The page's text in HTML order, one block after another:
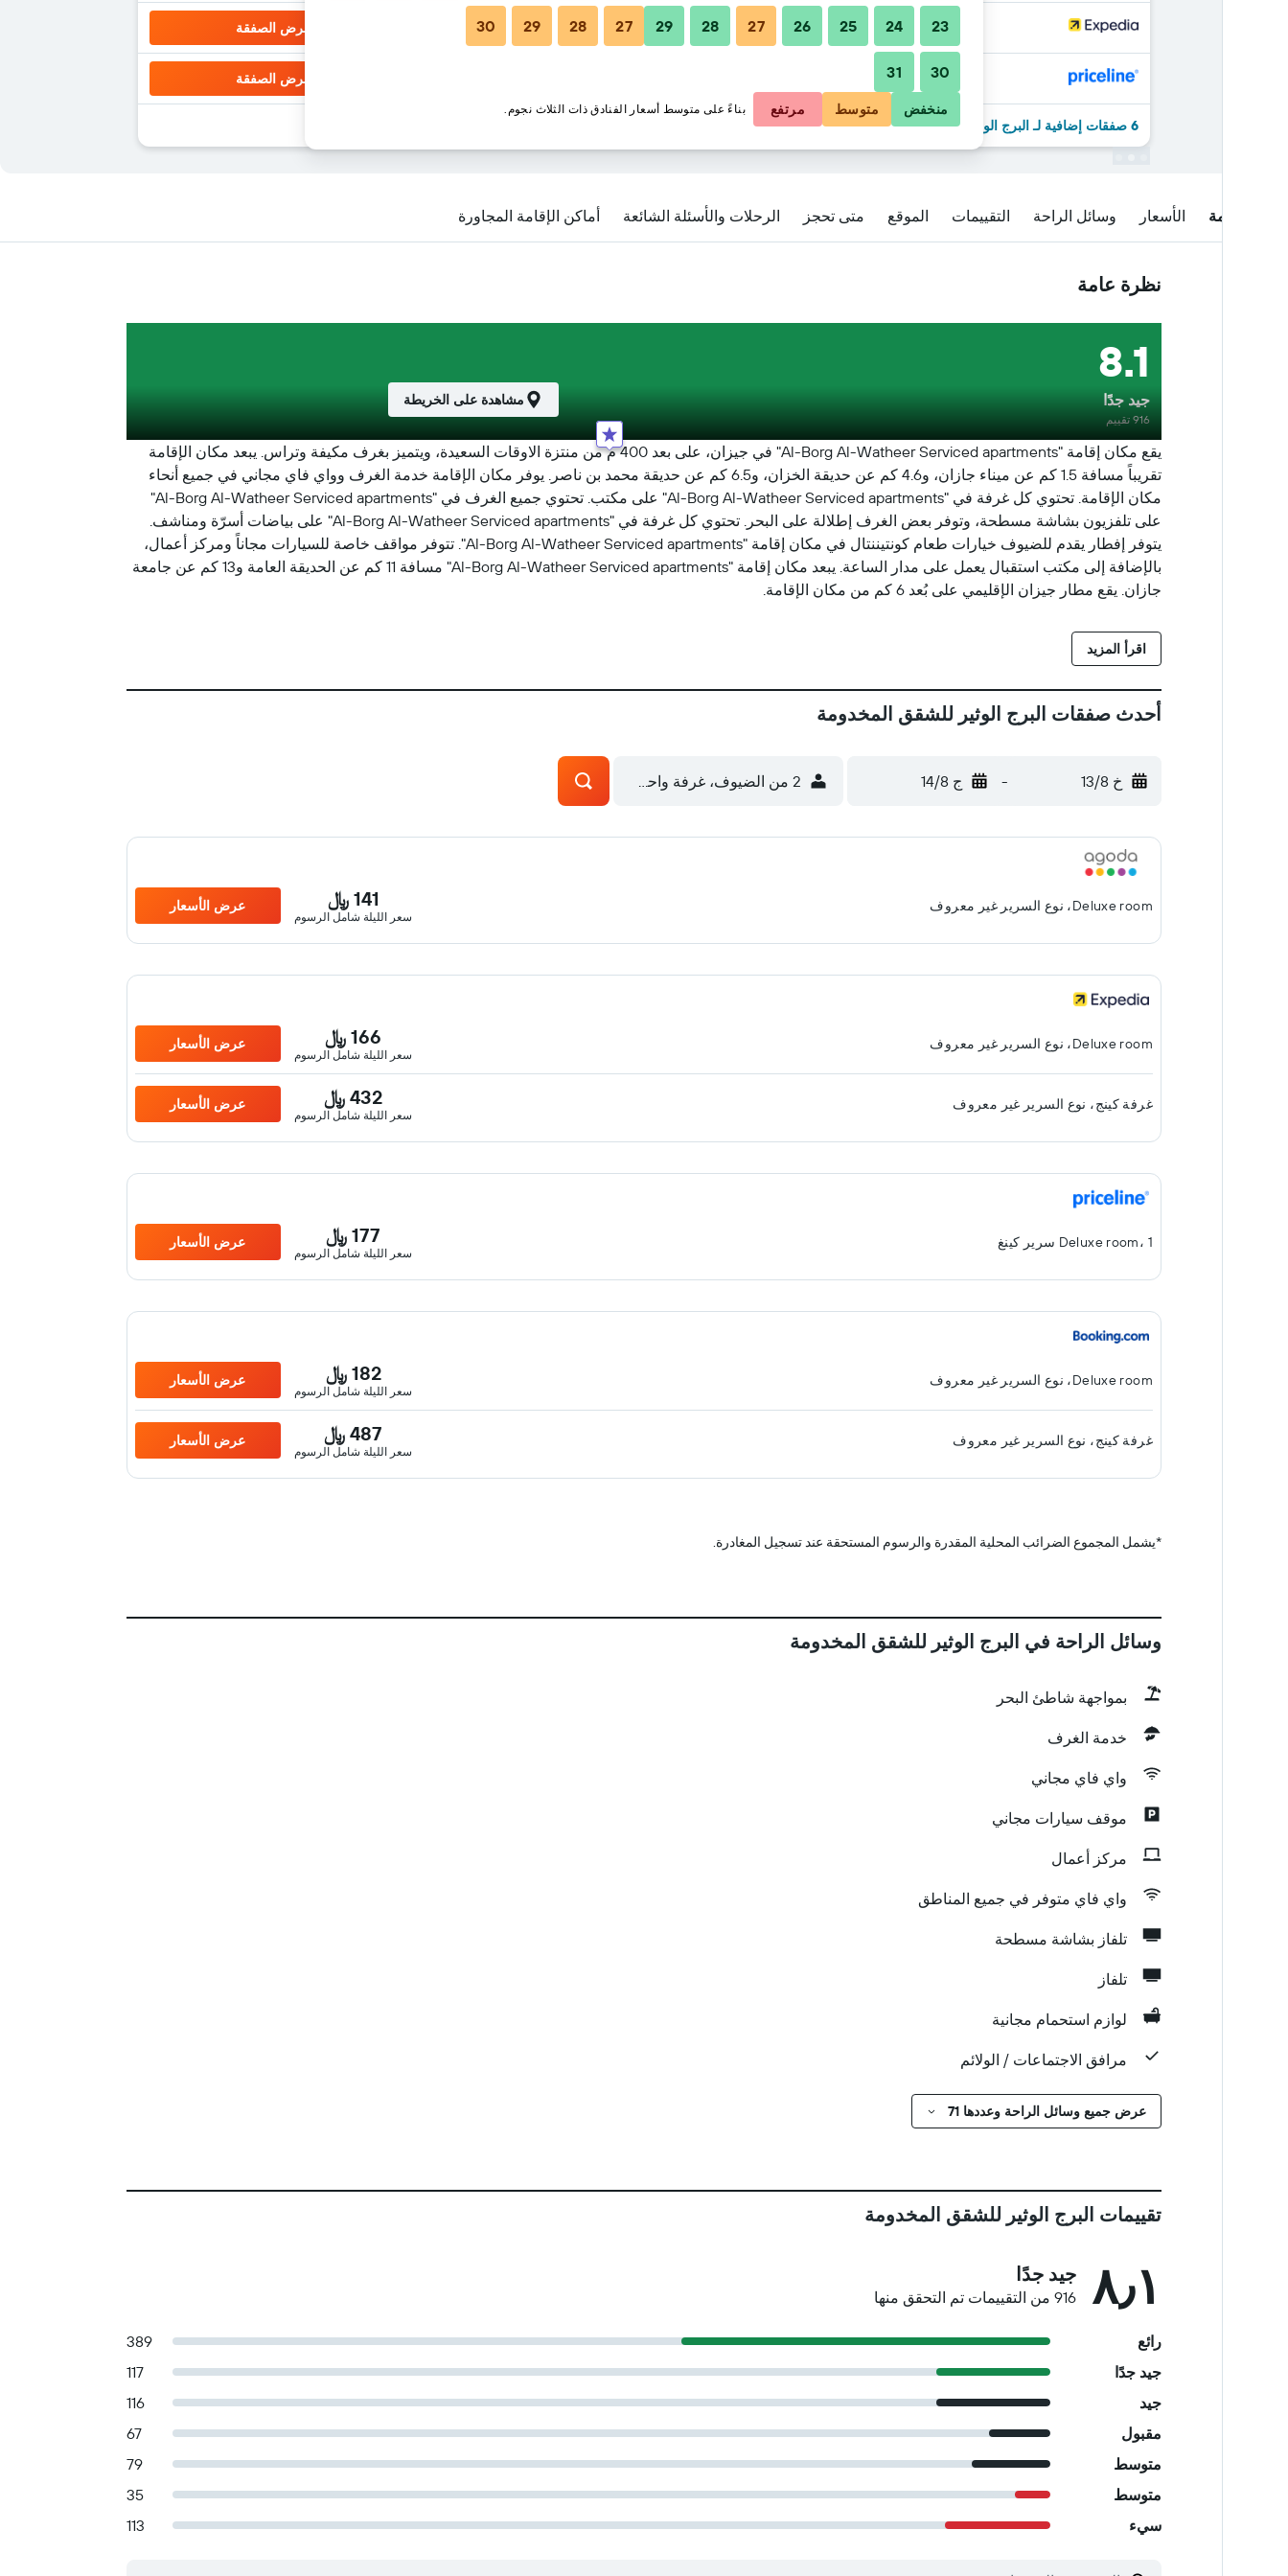
166 ﷼ عرض الصفقة
عرض الصفقة
6 صفقات إضافية لـ البرج الوثير للشقق المخدومة
نظرة عامة الأسعار وسائل الراحة التقييمات الموقع متى تحجز الرحلات والأسئلة الشائعة أماكن الإقامة المجاورة
نظرة عامة
يقع مكان إقامة "Al-Borg Al-Watheer Serviced apartments" في جيزان، على بعد 400 م من منتزة الاوقات السعيدة، ويتميز بغرف مكيفة وتراس. يبعد مكان الإقامة
تقريباً مسافة 1.5 كم عن ميناء جازان، و4.6 كم عن حديقة الخزان، و6.5 كم عن حديقة محمد بن ناصر. يوفر مكان الإقامة خدمة الغرف وواي فاي مجاني في جميع أنحاء
مكان الإقامة. تحتوي كل غرفة في "Al-Borg Al-Watheer Serviced apartments" على مكتب. تحتوي جميع الغرف في "Al-Borg Al-Watheer Serviced apartments"
على تلفزيون بشاشة مسطحة، وتوفر بعض الغرف إطلالة على البحر. تحتوي كل غرفة في "Al-Borg Al-Watheer Serviced apartments" على بياضات أسرّة ومناشف.
يتوفر إفطار يقدم للضيوف خيارات طعام كونتيننتال في مكان إقامة "Al-Borg Al-Watheer Serviced apartments". تتوفر مواقف خاصة للسيارات مجاناً ومركز أعمال،
بالإضافة إلى مكتب استقبال يعمل على مدار الساعة. يبعد مكان إقامة "Al-Borg Al-Watheer Serviced apartments" مسافة 11 كم عن الحديقة العامة و13 كم عن جامعة
جازان. يقع مطار جيزان الإقليمي على بُعد 6 كم من مكان الإقامة.
اقرأ المزيد
8.1
جيد جدًا
916 تقييم
مشاهدة على الخريطة
أحدث صفقات البرج الوثير للشقق المخدومة
خ 13/8 - ج 14/8 2 من الضيوف، غرفة واحدة
Deluxe room، نوع السرير غير معروف 141 ﷼
سعر الليلة شامل الرسوم
عرض الأسعار
Deluxe room، نوع السرير غير معروف 166 ﷼
سعر الليلة شامل الرسوم
عرض الأسعار
غرفة كينج، نوع السرير غير معروف 432 ﷼
سعر الليلة شامل الرسوم
عرض الأسعار
Deluxe room، 1 سرير كينغ 177 ﷼
سعر الليلة شامل الرسوم
عرض الأسعار
Deluxe room، نوع السرير غير معروف 182 ﷼
سعر الليلة شامل الرسوم
عرض الأسعار
غرفة كينج، نوع السرير غير معروف 487 ﷼
سعر الليلة شامل الرسوم
عرض الأسعار
*يشمل المجموع الضرائب المحلية المقدرة والرسوم المستحقة عند تسجيل المغادرة.
وسائل الراحة في البرج الوثير للشقق المخدومة
بمواجهة شاطئ البحر
خدمة الغرف
واي فاي مجاني
موقف سيارات مجاني
مركز أعمال
واي فاي متوفر في جميع المناطق
تلفاز بشاشة مسطحة
تلفاز
لوازم استحمام مجانية
مرافق الاجتماعات / الولائم
عرض جميع وسائل الراحة وعددها 71
تقييمات البرج الوثير للشقق المخدومة
٨٫١ جيد جدًا
916 من التقييمات تم التحقق منها
رائع
389
جيد جدًا
117
جيد
116
مقبول
67
متوسط
79
متوسط
35
سيء
113
23
24
25
26
27
28
29
30
31
27
28
29
30
منخفض متوسط مرتفع بناءً على متوسط أسعار الفنادق ذات الثلاث نجوم.